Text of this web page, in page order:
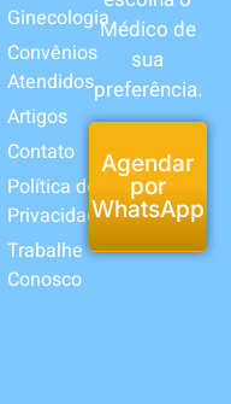
Ginecologia
Convênios
Atendidos
Artigos
Contato
Política de
Privacidade
Trabalhe
Conosco
Médico de
sua
preferência.
Agendar
por
WhatsApp